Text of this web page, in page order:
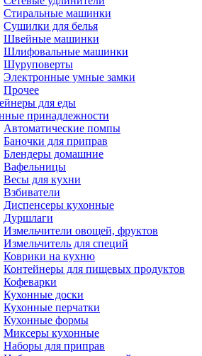
Стиральные машинки
Сушилки для белья
Швейные машинки
Шлифовальные машинки
Шуруповерты
Электронные умные замки
Прочее
для еды
принадлежности
Автоматические помпы
Баночки для приправ
Блендеры домашние
Вафельницы
Весы для кухни
Взбиватели
Диспенсеры кухонные
Дуршлаги
Измельчители овощей, фруктов
Измельчитель для специй
Коврики на кухню
Контейнеры для пищевых продуктов
Кофеварки
Кухонные доски
Кухонные перчатки
Кухонные формы
Миксеры кухонные
Наборы для приправ